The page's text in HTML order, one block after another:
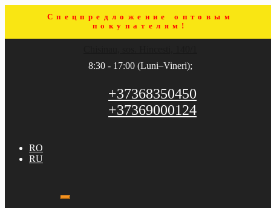
Спецпредложение оптовым
покупателям!
8:30 - 17:00 (Luni–Vineri);
+37368350450
+37369000124
RO
RU